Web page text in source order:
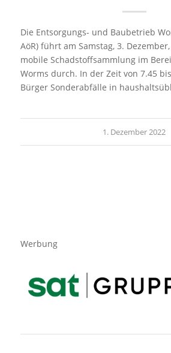
Die Entsorgungs- und Baubetrieb
AöR) führt am Samstag, 3.
mobile Schadstoffsammlung im
Worms durch. In der Zeit von 7.45
Bürger Sonderabfälle in
1. Dezember 2022
Werbung